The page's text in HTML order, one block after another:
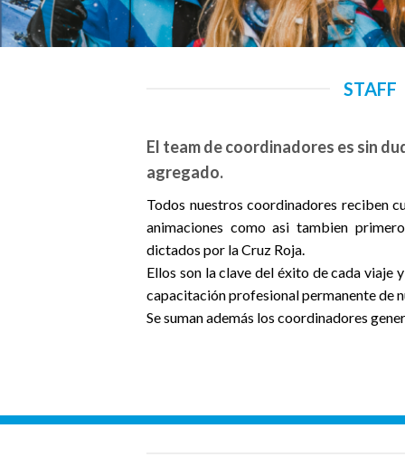
STAFF
El team de coordinadores es sin
agregado.
Todos nuestros coordinadores reciben
animaciones como asi tambien
dictados por la Cruz Roja.
Ellos son la clave del éxito de cada viaje
capacitación profesional permanente de
Se suman además los coordinadores